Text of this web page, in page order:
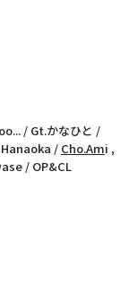
/ Gt.かなひと /
/ Cho.Ami ,
/ OP&CL